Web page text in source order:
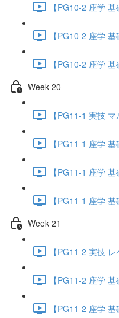
【PG10-2 座学
【PG10-2 座学
【PG10-2 座学
Week 20
【PG11-1 実技
【PG11-1 座学
【PG11-1 座学
【PG11-1 座学
Week 21
【PG11-2 実技
【PG11-2 座学
【PG11-2 座学